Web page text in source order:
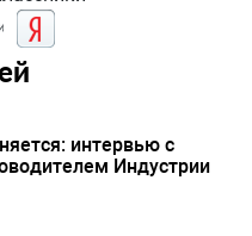
интервью с
Индустрии